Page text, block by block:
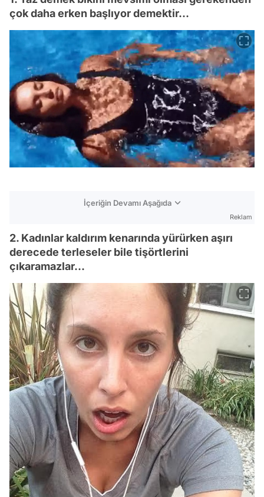
çok daha erken başlıyor demektir...
İçeriğin Devamı Aşağıda
Reklam
2. Kadınlar kaldırım kenarında yürürken aşırı
derecede terleseler bile tişörtlerini
çıkaramazlar...